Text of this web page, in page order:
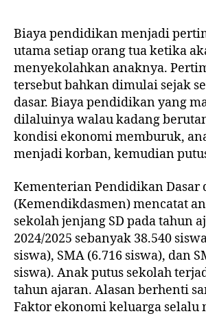
Biaya pendidikan menjadi
utama setiap orang tua ketika
menyekolahkan anaknya.
tersebut bahkan dimulai sejak
dasar. Biaya pendidikan yang
dilaluinya walau kadang
kondisi ekonomi memburuk,
menjadi korban, kemudian
Kementerian Pendidikan Dasar
(Kemendikdasmen) mencatat
sekolah jenjang SD pada tahun
2024/2025 sebanyak 38.540
siswa), SMA (6.716 siswa), dan
siswa). Anak putus sekolah
tahun ajaran. Alasan berhenti
Faktor ekonomi keluarga selalu